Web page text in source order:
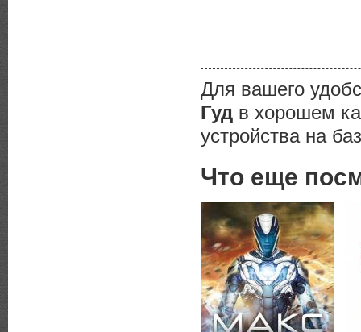
Для вашего
Гуд в хорошем
устройства на
Что еще